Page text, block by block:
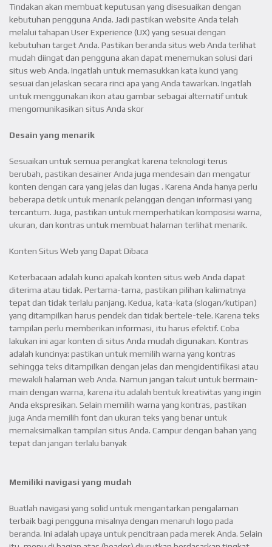
Tindakan akan membuat keputusan yang disesuaikan dengan
kebutuhan pengguna Anda. Jadi pastikan website Anda telah
melalui tahapan User Experience (UX) yang sesuai dengan
kebutuhan target Anda. Pastikan beranda situs web Anda terlihat
mudah diingat dan pengguna akan dapat menemukan solusi dari
situs web Anda. Ingatlah untuk memasukkan kata kunci yang
sesuai dan jelaskan secara rinci apa yang Anda tawarkan. Ingatlah
untuk menggunakan ikon atau gambar sebagai alternatif untuk
mengomunikasikan situs Anda skor
Desain yang menarik
Sesuaikan untuk semua perangkat karena teknologi terus
berubah, pastikan desainer Anda juga mendesain dan mengatur
konten dengan cara yang jelas dan lugas . Karena Anda hanya perlu
beberapa detik untuk menarik pelanggan dengan informasi yang
tercantum. Juga, pastikan untuk memperhatikan komposisi warna,
ukuran, dan kontras untuk membuat halaman terlihat menarik.
Konten Situs Web yang Dapat Dibaca
Keterbacaan adalah kunci apakah konten situs web Anda dapat
diterima atau tidak. Pertama-tama, pastikan pilihan kalimatnya
tepat dan tidak terlalu panjang. Kedua, kata-kata (slogan/kutipan)
yang ditampilkan harus pendek dan tidak bertele-tele. Karena teks
tampilan perlu memberikan informasi, itu harus efektif. Coba
lakukan ini agar konten di situs Anda mudah digunakan. Kontras
adalah kuncinya: pastikan untuk memilih warna yang kontras
sehingga teks ditampilkan dengan jelas dan mengidentifikasi atau
mewakili halaman web Anda. Namun jangan takut untuk bermain-
main dengan warna, karena itu adalah bentuk kreativitas yang ingin
Anda ekspresikan. Selain memilih warna yang kontras, pastikan
juga Anda memilih font dan ukuran teks yang benar untuk
memaksimalkan tampilan situs Anda. Campur dengan bahan yang
tepat dan jangan terlalu banyak
Memiliki navigasi yang mudah
Buatlah navigasi yang solid untuk mengantarkan pengalaman
terbaik bagi pengguna misalnya dengan menaruh logo pada
beranda. Ini adalah upaya untuk pencitraan pada merek Anda. Selain